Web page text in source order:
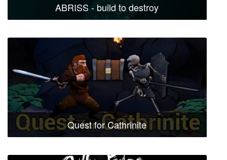
ABRISS - build to destroy
Quest for Cathrinite